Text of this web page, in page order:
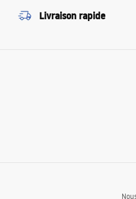
Livraison rapide